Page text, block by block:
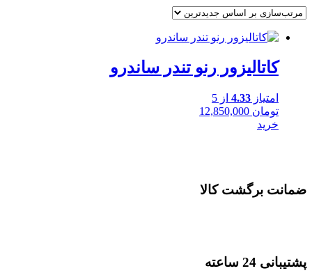
کاتالیزور رنو تندر ساندرو
امتیاز 4.33 از 5
تومان
خرید
ضمانت برگشت کالا
پشتیبانی 24 ساعته